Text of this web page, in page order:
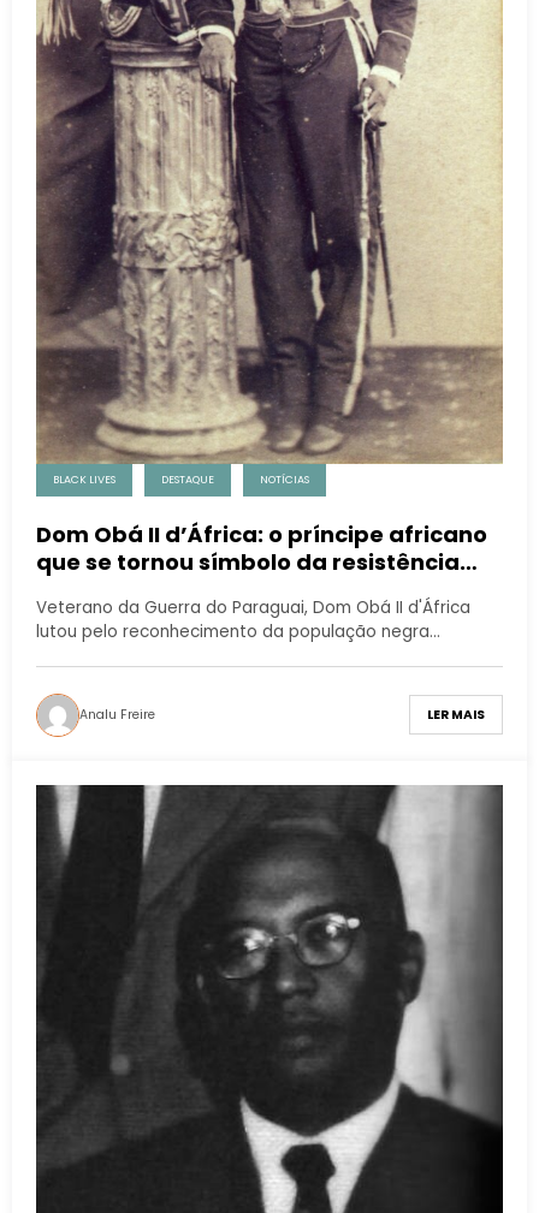
BLACK LIVES DESTAQUE NOTÍCIAS
Dom Obá II d’África: o príncipe africano
que se tornou símbolo da resistência
Veterano da Guerra do Paraguai, Dom Obá II d'África
lutou pelo reconhecimento da população negra…
Analu Freire LER MAIS